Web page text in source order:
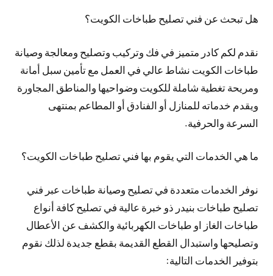
هل تبحث عن فني تصليح طباخات الكويت؟
نقدم لكم كادر متميز في فك وتركيب وتصليح ومعالجة وصيانة
طباخات الكويت نشاط عالي في العمل مع تأمين سبل أمانة
ومريحة تغطية شاملة للكويت وضواحيها والمناطق المجاورة
ويقدم خدماته للمنازل أو الفنادق أو المطاعم بمنتهى
السرعة والحرفية.
ما هي الخدمات التي يقوم بها فني تصليح طباخات الكويت؟
نوفر الخدمات متعددة في تصليح وصيانة طباخات عبر فني
تصليح طباخات بنيدر ذو خبرة عالية في تصليح كافة أنواع
طباخات الغاز او طباخات الكهربائية والكشف عن الأعطال
وتصليحها واستبدال القطع القديمة بقطع جديدة لذلك نقوم
بتوفير الخدمات التالية: